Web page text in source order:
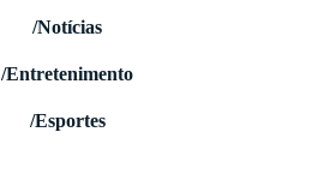
/Notícias
/Entretenimento
/Esportes